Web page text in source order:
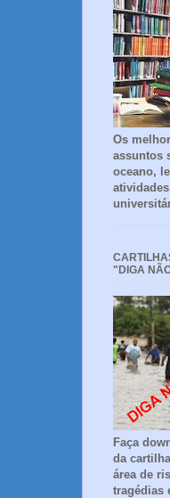
Os
assuntos
oceano,
"DIGA
Faça
da
área de
tragédias